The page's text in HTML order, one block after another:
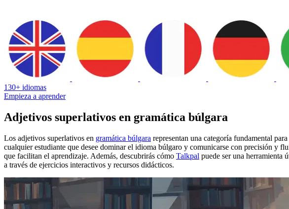
130+ idiomas
Empieza a aprender
Adjetivos superlativos en gramática búlgara
Los adjetivos superlativos en gramática búlgara representan una categoría fundamental
cualquier estudiante que desee dominar el idioma búlgaro y comunicarse con precisión y
que facilitan el aprendizaje. Además, descubrirás cómo Talkpal puede ser una herramienta
a través de ejercicios interactivos y recursos didácticos.